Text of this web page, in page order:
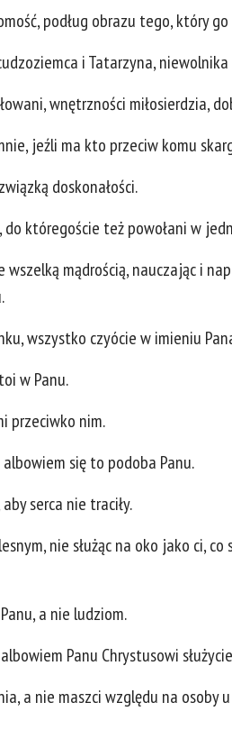
podług obrazu tego, który go
i Tatarzyna,
wnętrzności miłosierdzia,
jeźli ma kto przeciw komu
doskonałości.
któregoście też powołani w
mądrością, nauczając i
wszystko czyócie w imieniu
w Panu.
przeciwko nim.
się to podoba Panu.
serca nie traciły.
nie służąc na oko jako ci,
a nie ludziom.
Panu Chrystusowi
a nie maszci względu na osoby